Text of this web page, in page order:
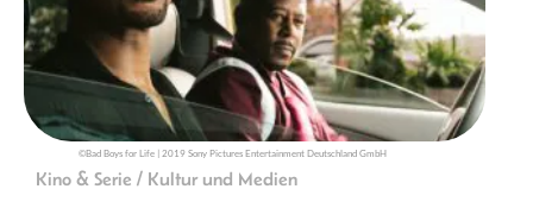
©Bad Boys for Life | 2019 Sony Pictures Entertainment Deutschland GmbH
Kino & Serie / Kultur und Medien